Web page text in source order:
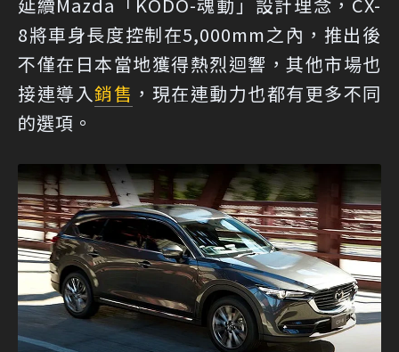
8將車身長度控制在5,000mm之內，推出後
不僅在日本當地獲得熱烈迴響，其他市場也
接連導入銷售 ，現在連動力也都有更多不同
的選項。